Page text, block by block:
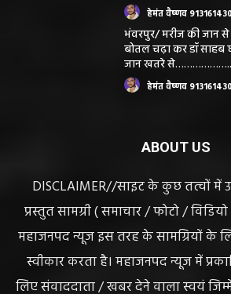
लिए संवाददाता / खबर देने वाला स्वयं
न्यूज या उसके स्वामी, मुद्रक, प्रकाशक,
जिम्मेदारी नहीं होगी, सभी विवादों का
महाजनपद न्यूज की विषय सामग्री (कटेंट)
संपादक हेमंत वैष्णव
बीएसएनएल आफिस के पास बसना
मोबाईल